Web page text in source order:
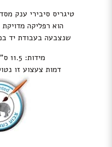
שנצבעה בעבודת יד
מידות: 11.5 ס”מ / 26.5 ס”מ
דמות צעצוע זו